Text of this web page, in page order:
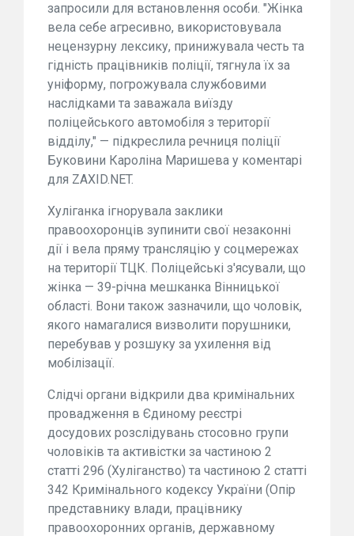
запросили для встановлення особи. "Жінка
вела себе агресивно, використовувала
нецензурну лексику, принижувала честь та
гідність працівників поліції, тягнула їх за
уніформу, погрожувала службовими
наслідками та заважала виїзду
поліцейського автомобіля з території
відділу," — підкреслила речниця поліції
Буковини Кароліна Маришева у коментарі
для ZAXID.NET.
Хуліганка ігнорувала заклики
правоохоронців зупинити свої незаконні
дії і вела пряму трансляцію у соцмережах
на території ТЦК. Поліцейські з'ясували, що
жінка — 39-річна мешканка Вінницької
області. Вони також зазначили, що чоловік,
якого намагалися визволити порушники,
перебував у розшуку за ухилення від
мобілізації.
Слідчі органи відкрили два кримінальних
провадження в Єдиному реєстрі
досудових розслідувань стосовно групи
чоловіків та активістки за частиною 2
статті 296 (Хуліганство) та частиною 2 статті
342 Кримінального кодексу України (Опір
представнику влади, працівнику
правоохоронних органів, державному